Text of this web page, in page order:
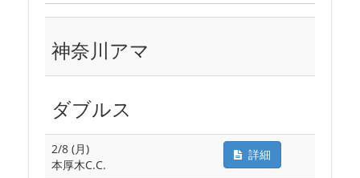
神奈川アマ
ダブルス
2/8 (月)
本厚木C.C.
詳細